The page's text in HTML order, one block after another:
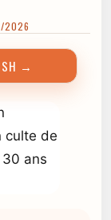
2026
→